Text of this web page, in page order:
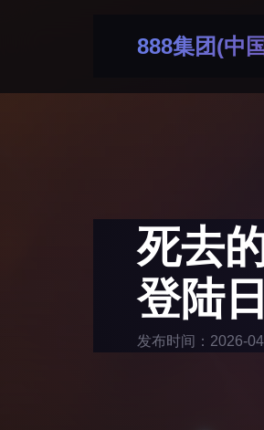
888集团(中
死去
登陆
发布时间：2026-